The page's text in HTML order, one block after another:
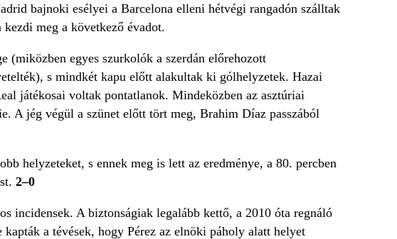
bajnoki esélyei a Barcelona elleni hétvégi rangadón szálltak
meg a következő évadot.
(miközben egyes szurkolók a szerdán előrehozott
s mindkét kapu előtt alakultak ki gólhelyzetek. Hazai
játékosai voltak pontatlanok. Mindeközben az asztúriai
A jég végül a szünet előtt tört meg, Brahim Díaz passzából
helyzeteket, s ennek meg is lett az eredménye, a 80. percben
2–0
incidensek. A biztonságiak legalább kettő, a 2010 óta regnáló
a tévések, hogy Pérez az elnöki páholy alatt helyet